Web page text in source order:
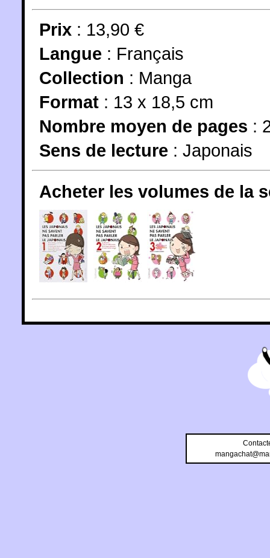
Prix : 13,90 €
Langue : Français
Collection : Manga
Format : 13 x 18,5 cm
Nombre moyen de pages :
Sens de lecture : Japonais
Acheter les volumes de la